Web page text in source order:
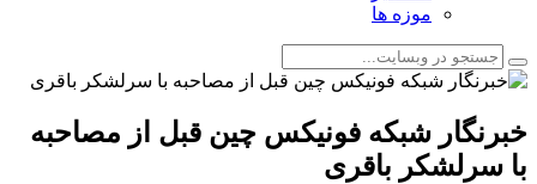
موزه ها
خبرنگار شبکه فونیکس چین قبل از مصاحبه
با سرلشکر باقری